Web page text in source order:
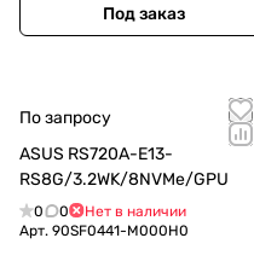
Под заказ
По запросу
ASUS RS720A-E13-
RS8G/3.2WK/8NVMe/GPU
0 0
Нет в наличии
Арт. 90SF0441-M000H0